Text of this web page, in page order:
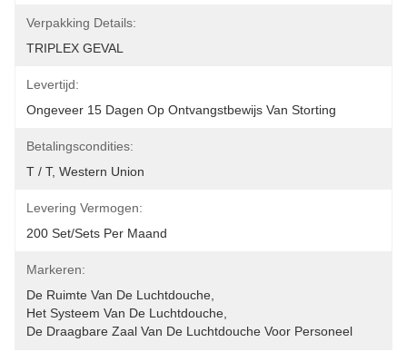
Verpakking Details:
TRIPLEX GEVAL
Levertijd:
Ongeveer 15 Dagen Op Ontvangstbewijs Van Storting
Betalingscondities:
T / T, Western Union
Levering Vermogen:
200 Set/Sets Per Maand
Markeren:
De Ruimte Van De Luchtdouche
Het Systeem Van De Luchtdouche
De Draagbare Zaal Van De Luchtdouche Voor Personeel